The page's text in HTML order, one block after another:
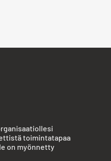
toimintatapaa
on myönnetty